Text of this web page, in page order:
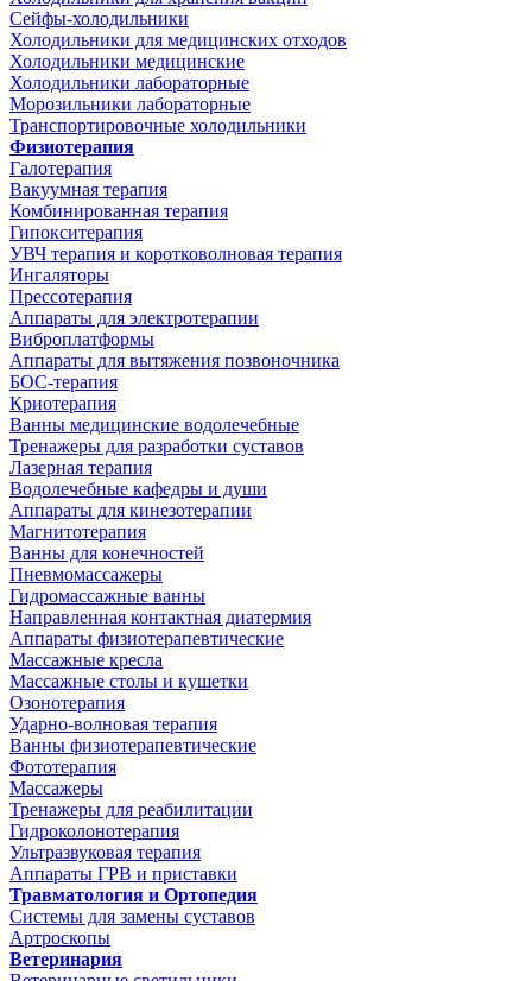
Сейфы-холодильники
Холодильники для медицинских отходов
Холодильники медицинские
Холодильники лабораторные
Морозильники лабораторные
Транспортировочные холодильники
Физиотерапия
Галотерапия
Вакуумная терапия
Комбинированная терапия
Гипокситерапия
УВЧ терапия и коротковолновая терапия
Ингаляторы
Прессотерапия
Аппараты для электротерапии
Виброплатформы
Аппараты для вытяжения позвоночника
БОС-терапия
Криотерапия
Ванны медицинские водолечебные
Тренажеры для разработки суставов
Лазерная терапия
Водолечебные кафедры и души
Аппараты для кинезотерапии
Магнитотерапия
Ванны для конечностей
Пневмомассажеры
Гидромассажные ванны
Направленная контактная диатермия
Аппараты физиотерапевтические
Массажные кресла
Массажные столы и кушетки
Озонотерапия
Ударно-волновая терапия
Ванны физиотерапевтические
Фототерапия
Массажеры
Тренажеры для реабилитации
Гидроколонотерапия
Ультразвуковая терапия
Аппараты ГРВ и приставки
Травматология и Ортопедия
Системы для замены суставов
Артроскопы
Ветеринария